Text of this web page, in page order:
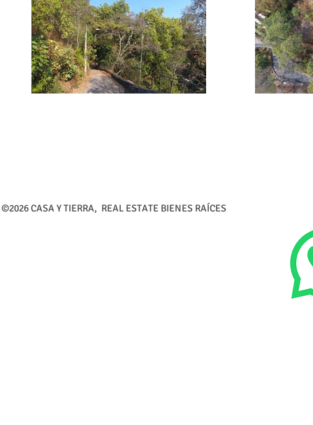
©2026 CASA Y TIERRA, REAL ESTATE BIENES RAÍCES